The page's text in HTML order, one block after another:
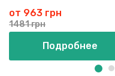
от 963 грн
1481 грн
Подробнее